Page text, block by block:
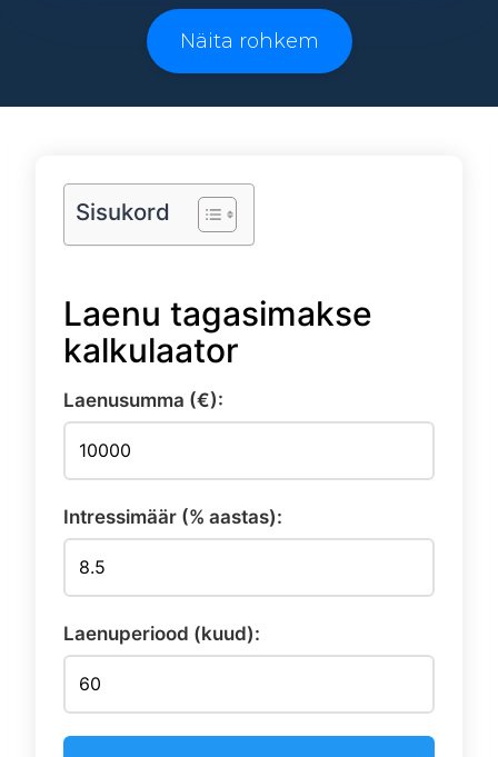
Laenusummad:
500 - 25000€
Vanusepiirang:
Näita rohkem
Sisukord
Laenu tagasimakse
kalkulaator
Laenusumma (€):
Intressimäär (% aastas):
Laenuperiood (kuud):